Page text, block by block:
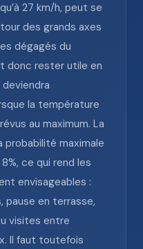
27 km/h, peut se
des grands axes
dégagés du
donc rester utile en
la température
au maximum. La
maximale
ce qui rend les
envisageables :
pause en terrasse,
visites entre
Il faut toutefois